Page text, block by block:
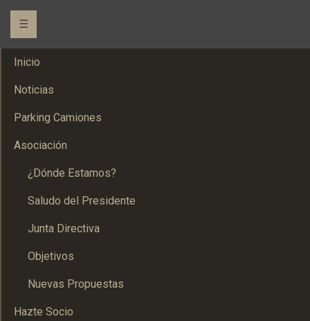
☰
Inicio
Noticias
Parking Camiones
Asociación
¿Dónde Estamos?
Saludo del Presidente
Junta Directiva
Objetivos
Nuevas Propuestas
Hazte Socio